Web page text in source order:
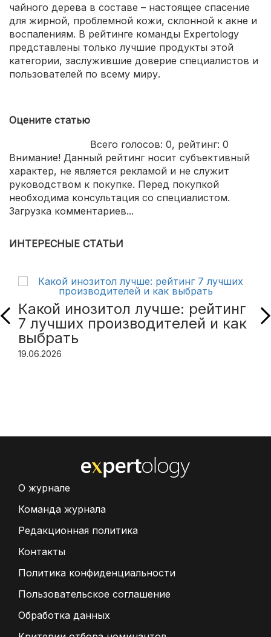
чайного дерева в составе – настоящее спасение
для жирной, проблемной кожи, склонной к акне и
воспалениям. В рейтинге команды Expertology
представлены только лучшие продукты этой
категории, заслужившие доверие специалистов и
пользователей по всему миру.
Оцените статью
Всего голосов: 0, рейтинг: 0
Внимание! Данный рейтинг носит субъективный
характер, не является рекламой и не служит
руководством к покупке. Перед покупкой
необходима консультация со специалистом.
Загрузка комментариев...
ИНТЕРЕСНЫЕ СТАТЬИ
Какой инозитол лучше: рейтинг
7 лучших производителей и как
выбрать
19.06.2026
О журнале
Команда журнала
Редакционная политика
Контакты
Политика конфиденциальности
Пользовательское соглашение
Обработка данных